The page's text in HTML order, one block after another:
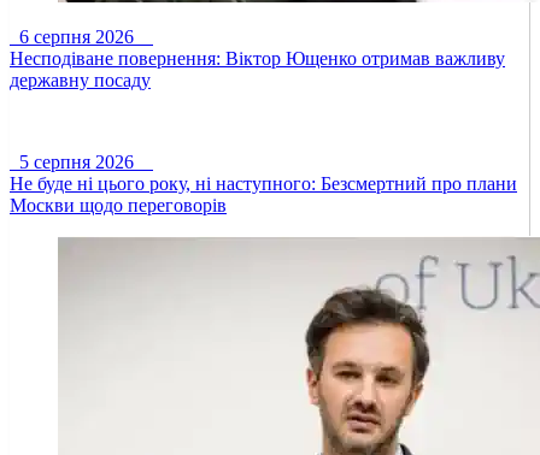
6 серпня 2026
Несподіване повернення: Віктор Ющенко отримав важливу
державну посаду
5 серпня 2026
Не буде ні цього року, ні наступного: Безсмертний про плани
Москви щодо переговорів